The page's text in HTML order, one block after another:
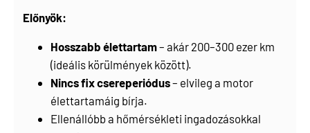
Előnyök:
Hosszabb élettartam– akár 200–300 ezer km
(ideális körülmények között).
Nincs fix csereperiódus– elvileg a motor
élettartamáig bírja.
Ellenállóbb a hőmérsékleti ingadozásokkal